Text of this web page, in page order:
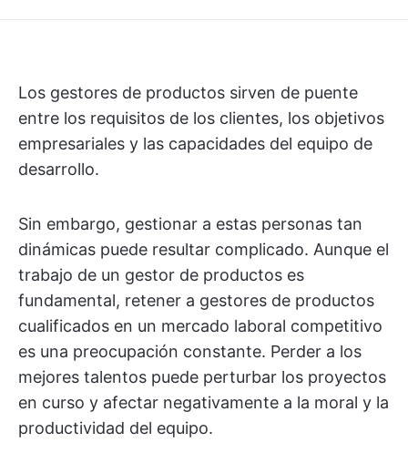
Los gestores de productos sirven de puente
entre los requisitos de los clientes, los objetivos
empresariales y las capacidades del equipo de
desarrollo.
Sin embargo, gestionar a estas personas tan
dinámicas puede resultar complicado. Aunque el
trabajo de un gestor de productos es
fundamental, retener a gestores de productos
cualificados en un mercado laboral competitivo
es una preocupación constante. Perder a los
mejores talentos puede perturbar los proyectos
en curso y afectar negativamente a la moral y la
productividad del equipo.